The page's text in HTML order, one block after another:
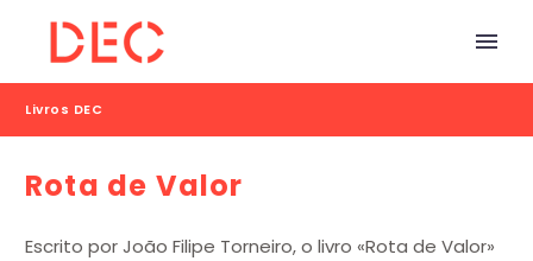
Livros DEC
Rota de Valor
Escrito por João Filipe Torneiro, o livro «Rota de Valor»